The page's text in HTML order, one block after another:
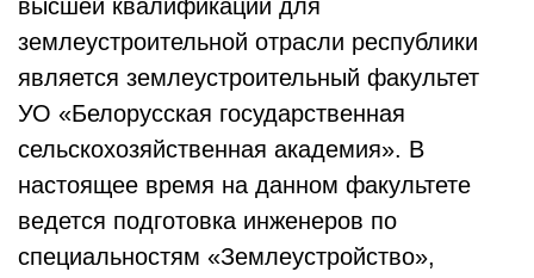
высшей квалификации для
землеустроительной отрасли республики
является землеустроительный факультет
УО «Белорусская государственная
сельскохозяйственная академия». В
настоящее время на данном факультете
ведется подготовка инженеров по
специальностям «Землеустройство»,